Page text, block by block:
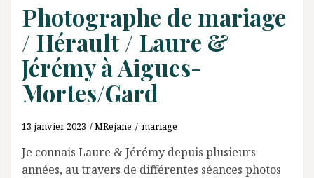
Photographe de mariage
/ Hérault / Laure &
Jérémy à Aigues-
Mortes/Gard
13 janvier 2023 MRejane mariage
Je connais Laure & Jérémy depuis plusieurs
années, au travers de différentes séances photos